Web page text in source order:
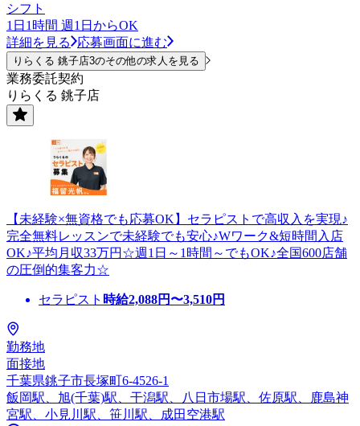
シフト
1日1時間 週1日からOK
詳細を見る
応募画面に進む
りらくる 銚子店3のその他の求人を見る
業務委託契約
りらくる 銚子店
【未経験×無資格でも応募OK】セラピストで高収入を実現♪
完全無料レッスンで未経験でも安心♪Wワーク&短時間入店
OK♪平均月収33万円☆週1日～1時間～でもOK♪全国600店舗
の圧倒的集客力☆
セラピスト 時給2,088円〜3,510円
勤務地
面接地
千葉県銚子市長塚町6-4526-1
飯岡駅、旭(千葉)駅、干潟駅、八日市場駅、佐原駅、鹿島神
宮駅、小見川駅、笹川駅、成田空港駅